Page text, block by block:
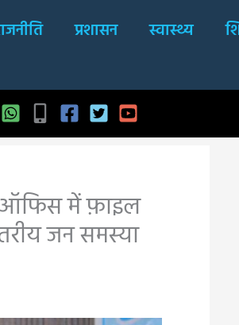
प्रशासन स्वास्थ्य
में फ़ाइल
जन समस्या